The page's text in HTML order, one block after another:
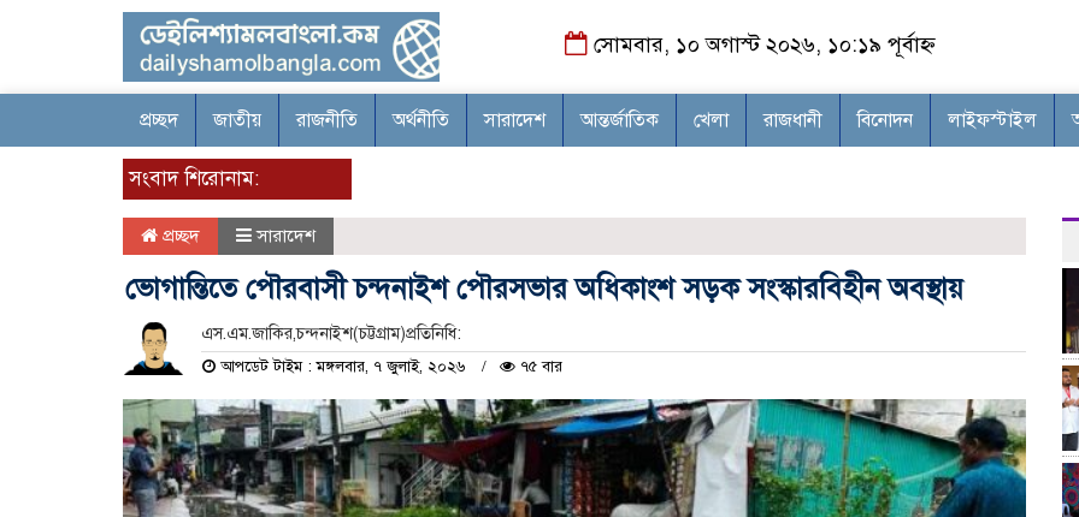
সোমবার, ১০ অগাস্ট ২০২৬, ১০:১৯ পূর্বাহ্ন
প্রচ্ছদ জাতীয় রাজনীতি অর্থনীতি সারাদেশ আন্তর্জাতিক খেলা রাজধানী বিনোদন লাইফস্টাইল
সংবাদ শিরোনাম:
প্রচ্ছদ সারাদেশ
ভোগান্তিতে পৌরবাসী চন্দনাইশ পৌরসভার অধিকাংশ সড়ক সংস্কারবিহীন অবস্থায়
এস.এম.জাকির,চন্দনাইশ(চট্টগ্রাম)প্রতিনিধি:
আপডেট টাইম : মঙ্গলবার, ৭ জুলাই, ২০২৬ ৭৫ বার